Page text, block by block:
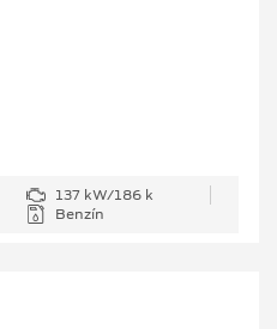
137 kW/186 k
Benzín